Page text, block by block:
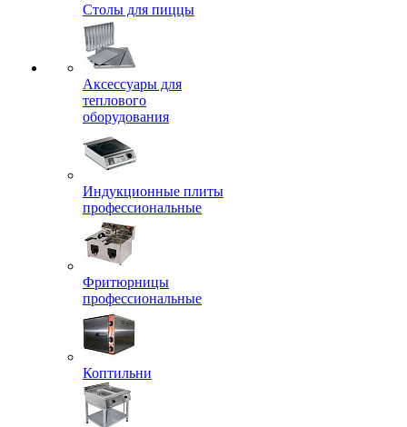
Столы для пиццы
Аксессуары для
теплового
оборудования
Индукционные плиты
профессиональные
Фритюрницы
профессиональные
Коптильни